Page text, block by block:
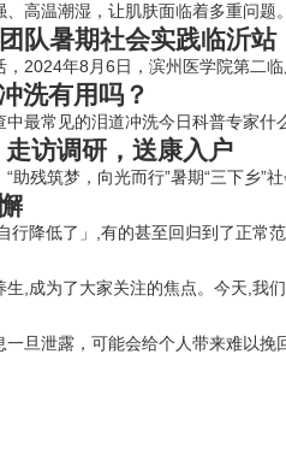
高温潮湿，让肌肤面临着多重问题
队暑期社会实践临沂站
2024年8月6日，滨州医学院第二临
洗有用吗？
最常见的泪道冲洗今日科普专家什
访调研，送康入户
残筑梦，向光而行”暑期“三下乡”
降低了」,有的甚至回归到了正常
,成为了大家关注的焦点。今天,我
旦泄露，可能会给个人带来难以挽